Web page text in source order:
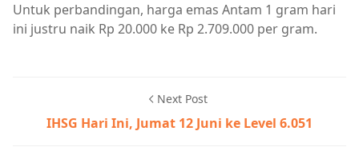
Untuk perbandingan, harga emas Antam 1 gram hari
ini justru naik Rp 20.000 ke Rp 2.709.000 per gram.
Next Post
IHSG Hari Ini, Jumat 12 Juni ke Level 6.051